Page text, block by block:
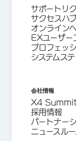
サポートリ
サクセスハ
オンライン
EXユーザー
プロフェッ
システムス
会社情報
X4
採用情報
パートナー
ニュースルー